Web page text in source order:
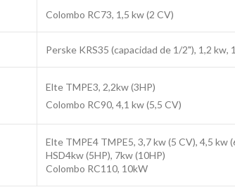
Colombo RC73, 1,5 kw (2 CV)
Perske KRS35 (capacidad de 1/2"), 1,2 kw,
Elte TMPE3, 2,2kw (3HP)
Colombo RC90, 4,1 kw (5,5 CV)
Elte TMPE4 TMPE5, 3,7 kw (5 CV), 4,5 kw
HSD4kw (5HP), 7kw (10HP)
Colombo RC110, 10kW